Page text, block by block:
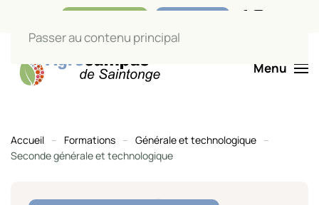
Passer au contenu principal
Menu
Accueil Formations
Générale et technologique
Seconde générale et technologique